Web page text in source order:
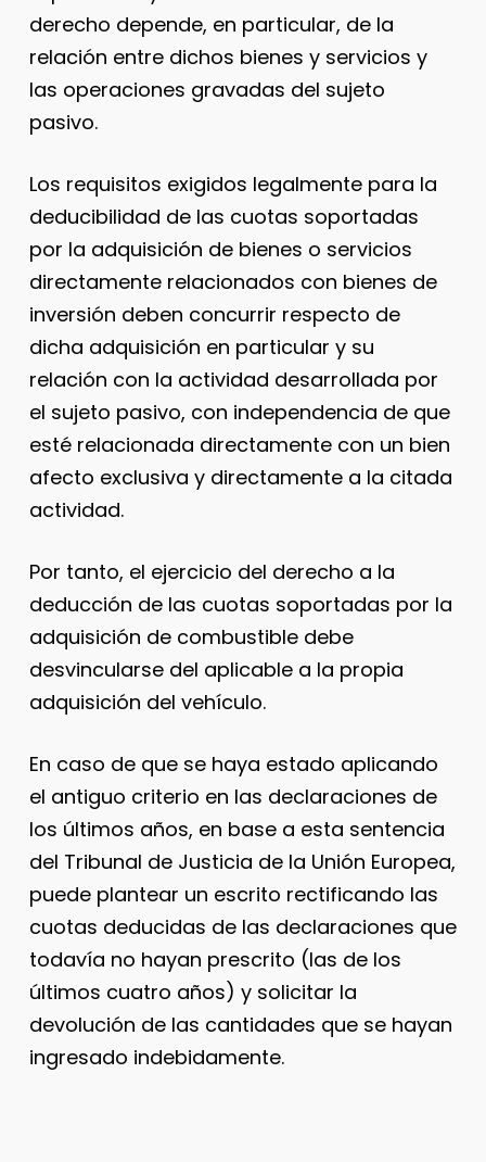
derecho depende, en particular, de la
relación entre dichos bienes y servicios y
las operaciones gravadas del sujeto
pasivo.
Los requisitos exigidos legalmente para la
deducibilidad de las cuotas soportadas
por la adquisición de bienes o servicios
directamente relacionados con bienes de
inversión deben concurrir respecto de
dicha adquisición en particular y su
relación con la actividad desarrollada por
el sujeto pasivo, con independencia de que
esté relacionada directamente con un bien
afecto exclusiva y directamente a la citada
actividad.
Por tanto, el ejercicio del derecho a la
deducción de las cuotas soportadas por la
adquisición de combustible debe
desvincularse del aplicable a la propia
adquisición del vehículo.
En caso de que se haya estado aplicando
el antiguo criterio en las declaraciones de
los últimos años, en base a esta sentencia
del Tribunal de Justicia de la Unión Europea,
puede plantear un escrito rectificando las
cuotas deducidas de las declaraciones que
todavía no hayan prescrito (las de los
últimos cuatro años) y solicitar la
devolución de las cantidades que se hayan
ingresado indebidamente.